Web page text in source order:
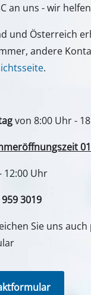
an uns - wir
und Österreich
andere
.
von 8:00 Uhr -
12:00 Uhr
3019
Sie uns